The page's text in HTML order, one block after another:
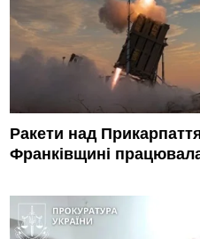
Ракети над
Франківщині